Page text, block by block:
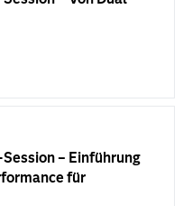
– Einführung
für